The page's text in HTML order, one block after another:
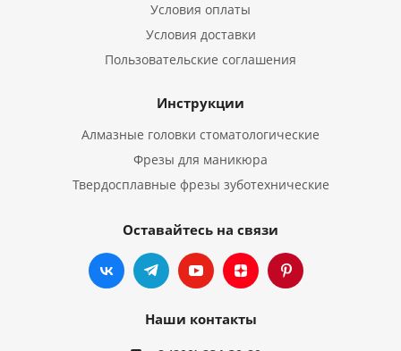
Условия оплаты
Условия доставки
Пользовательские соглашения
Инструкции
Алмазные головки стоматологические
Фрезы для маникюра
Твердосплавные фрезы зуботехнические
Оставайтесь на связи
Наши контакты